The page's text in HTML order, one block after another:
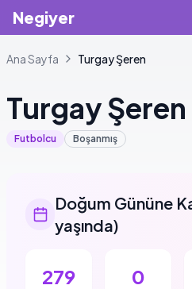
Negiyer
Ana Sayfa TurgayŞeren
TurgayŞeren
Futbolcu Boşanmış
Doğum Gününe
yaşında)
279 0